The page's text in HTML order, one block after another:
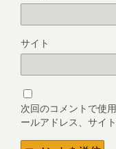
サイト
次回のコメントで使
ールアドレス、サイ